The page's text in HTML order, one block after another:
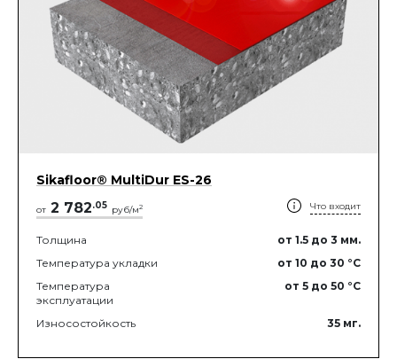
Sikafloor® MultiDur ES-26
от 2 782.05 руб/м2 Что входит
Толщина от 1.5 до 3 мм.
Температура укладки
от 10 до 30 °C
Температура
эксплуатации
от 5 до 50 °C
Износостойкость 35 мг.